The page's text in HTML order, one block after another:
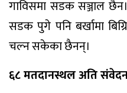
गाविसमा सडक सञ्जाल
सडक पुगे पनि बर्खामा
चल्न सकेका छैनन्।
६८ मतदानस्थल अति